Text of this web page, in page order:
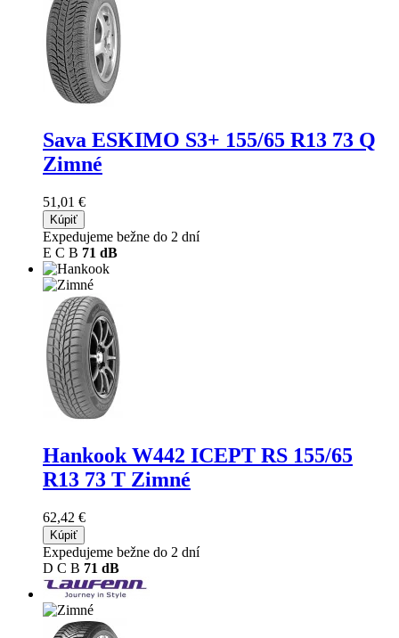
Sava ESKIMO S3+ 155/65 R13 73 Q
Zimné
51,01 €
Kúpiť
Expedujeme bežne do 2 dní
E C B 71 dB
Hankook W442 ICEPT RS 155/65
R13 73 T Zimné
62,42 €
Kúpiť
Expedujeme bežne do 2 dní
D C B 71 dB